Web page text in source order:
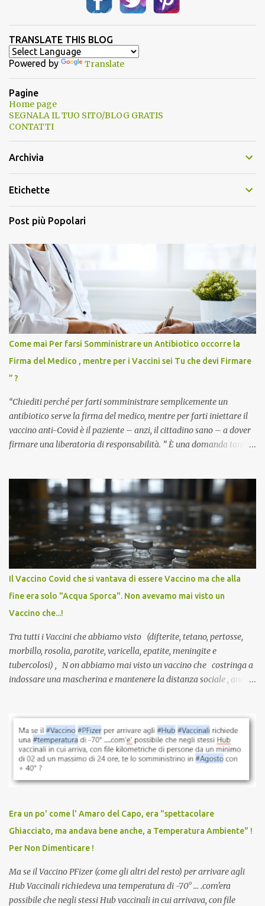
TRANSLATE THIS BLOG
Powered by Translate
Pagine
Home page
SEGNALA IL TUO SITO/BLOG GRATIS
CONTATTI
Archivia
Etichette
Post più Popolari
Come mai Per farsi Somministrare un Antibiotico occorre la
Firma del Medico , mentre per i Vaccini sei Tu che devi Firmare
” ?
“Chiediti perché per farti somministrare semplicemente un
antibiotico serve la firma del medico, mentre per farti iniettare il
vaccino anti-Covid è il paziente – anzi, il cittadino sano – a dover
firmare una liberatoria di responsabilità. ” È una domanda tanto
pandemia. Un interrogativo che dovrebbe scuotere chiunque abbia
ancora il coraggio di pensare con la propria testa. Per il vaccino
anti-Covid, un pro-farmaco, con autorizzazione condizionata,
sviluppato in tempi record, con tecnologie mai utilizzate prima su
larga scala, ancora oggetto di studio e di discussione
internazionale serve solo una firma. La tua. Lo si somministra
anche a persone sane, giovani, senza fattori di rischio, spesso già
serve una prescrizione. Non c’è diagnosi. Non c’è presa in carico.
L’unico atto richiesto è una fi...
Il Vaccino Covid che si vantava di essere Vaccino ma che alla
fine era solo "Acqua Sporca". Non avevamo mai visto un
Vaccino che...!
Tra tutti i Vaccini che abbiamo visto (difterite, tetano, pertosse,
morbillo, rosolia, parotite, varicella, epatite, meningite e
tubercolosi) , N on abbiamo mai visto un vaccino che costringa a
indossare una mascherina e mantenere la distanza sociale , anche
vaccinazione. Non avevamo mai sentito parlare di ricompense,
sconti, incentivi per vaccinarsi. Non avevamo mai visto
discriminazioni per coloro che non l’hanno fatto. Se non sei stato
vaccinato, nessuno aveva prima cercato di farti sentire una
persona cattiva. Non avevamo mai visto un vaccino che minacci le
vaccino usato per minacciare i mezzi di sussistenza, il lavoro o la
scuola. Non avevamo mai visto un vaccino che permettesse a un
dodicenne di ignorare il consenso dei genitori. Dopo tutti i vaccini
che abbiamo elencato sopra...
Era un po' come l' Amaro del Capo, era "spettacolare
Ghiacciato, ma andava bene anche, a Temperatura Ambiente" !
Per Non Dimenticare !
Ma se il Vaccino PFizer (come gli altri del resto) per arrivare agli
Hub Vaccinali richiedeva una temperatura di -70° ... .com'era
possibile che negli stessi Hub vaccinali in cui arrivava, con file